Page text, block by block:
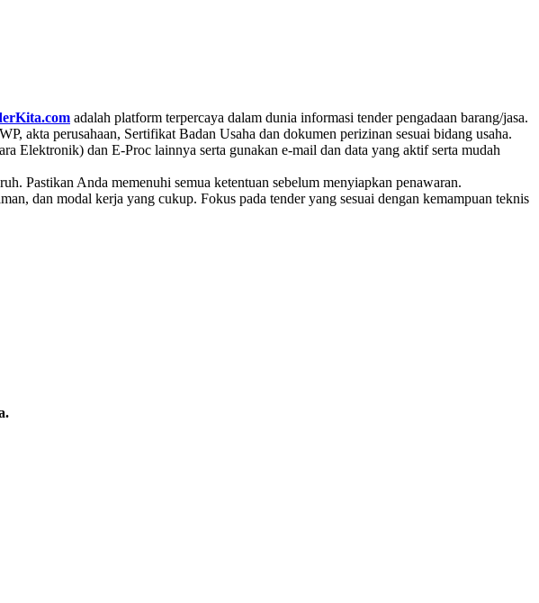
adalah platform terpercaya dalam dunia informasi tender pengadaan barang/jasa.
akta perusahaan, Sertifikat Badan Usaha dan dokumen perizinan sesuai bidang usaha.
Elektronik) dan E-Proc lainnya serta gunakan e-mail dan data yang aktif serta mudah
Pastikan Anda memenuhi semua ketentuan sebelum menyiapkan penawaran.
dan modal kerja yang cukup. Fokus pada tender yang sesuai dengan kemampuan teknis